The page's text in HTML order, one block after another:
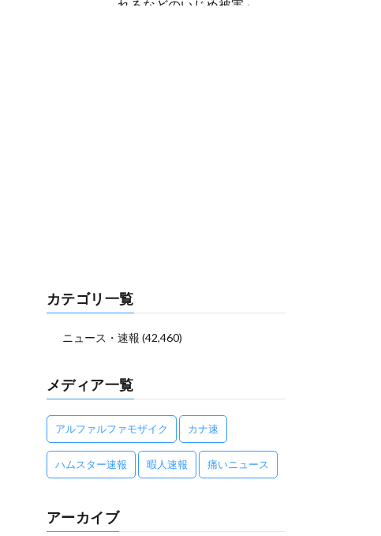
れるなどのいじめ被害」
カテゴリ一覧
ニュース・速報 (42,460)
メディア一覧
アルファルファモザイク カナ速
ハムスター速報 暇人速報 痛いニュース
アーカイブ